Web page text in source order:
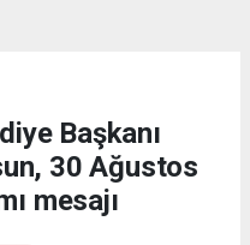
Başkanı
30 Ağustos
mesajı